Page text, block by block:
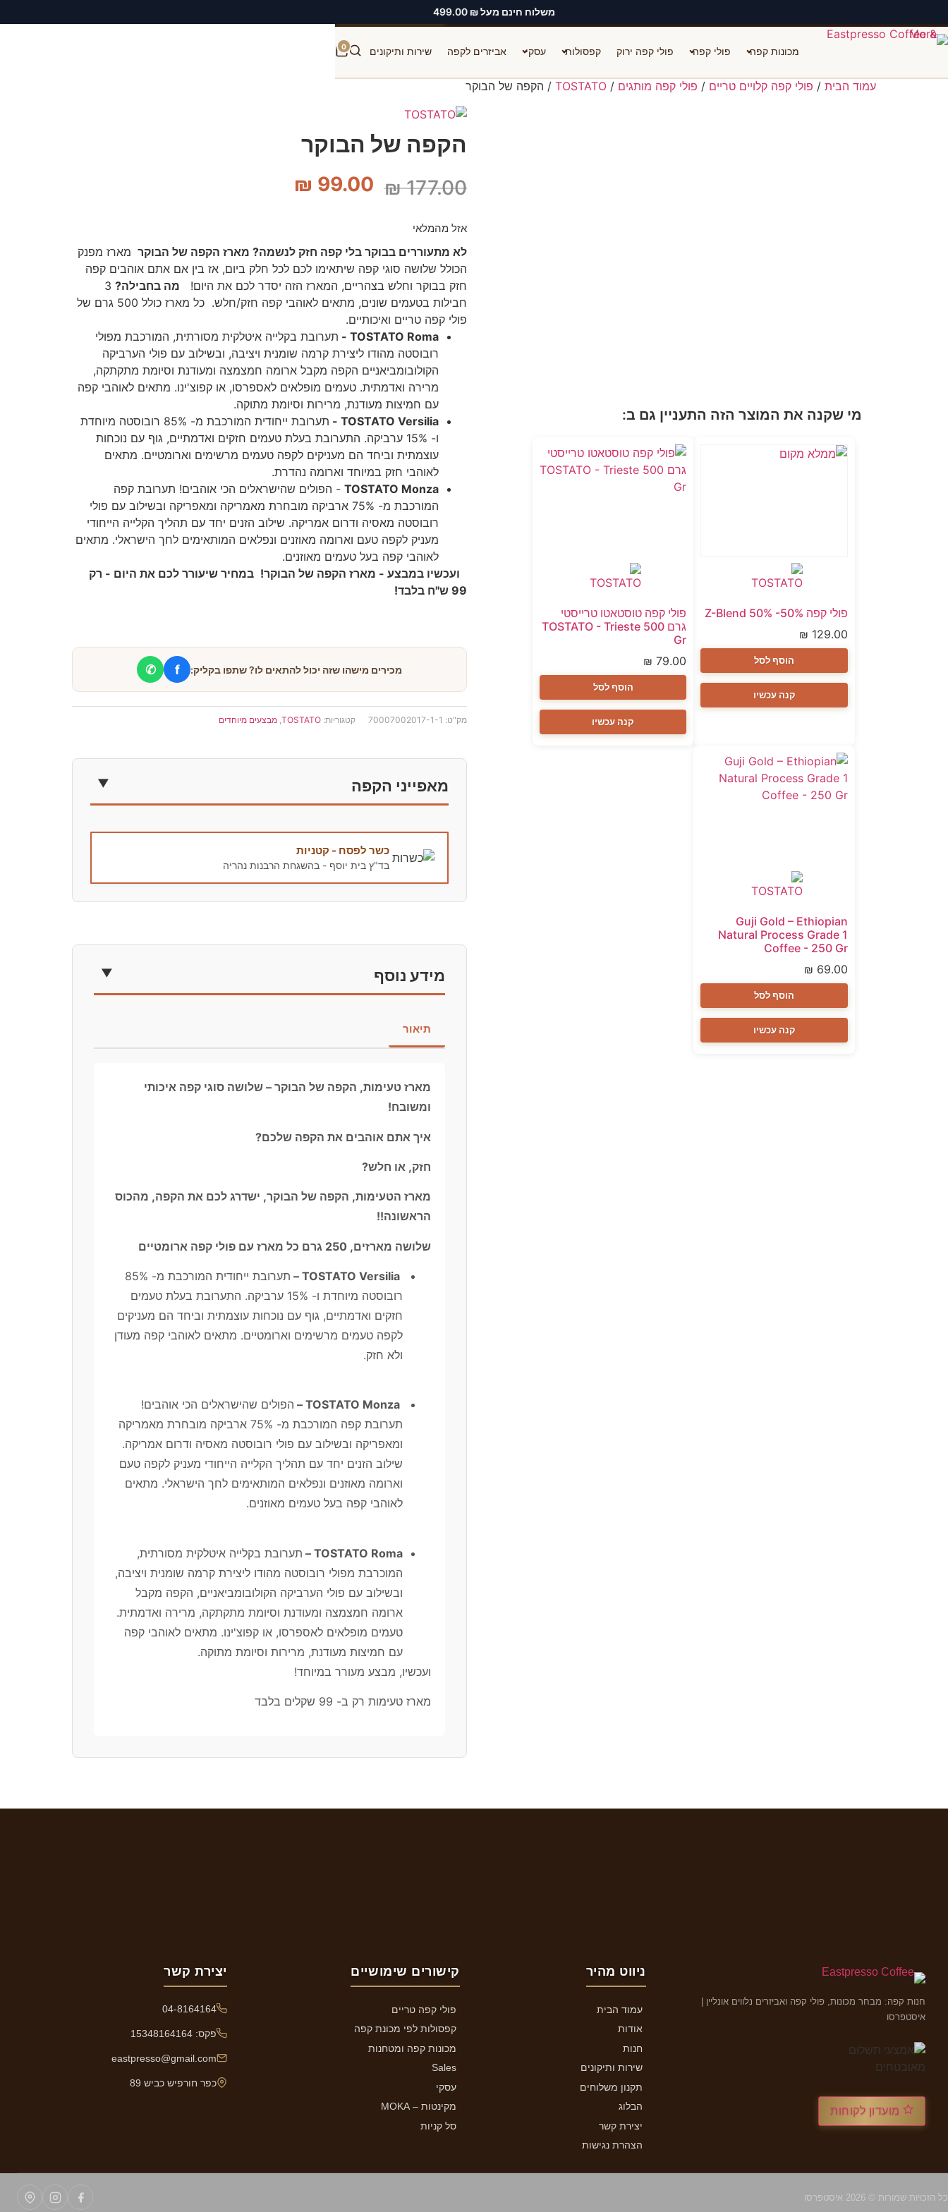
משלוח חינם מעל ₪ 499.00חשבון שלי
מכונות קפה פולי קפה פולי קפה ירוק קפסולות עסקי אביזרים לקפה שירות ותיקונים 0
עמוד הבית / פולי קפה קלויים טריים / פולי קפה מותגים /
TOSTATO / הקפה של הבוקר
מי שקנה את המוצר הזה התעניין גם ב:
פולי קפה Z-Blend 50% -50%
₪ 129.00
הוסף לסל
קנה עכשיו
פולי קפה טוסטאטו טרייסטי
גרם 500 TOSTATO - Trieste
Gr
₪ 79.00
הוסף לסל
קנה עכשיו
Guji Gold – Ethiopian
Natural Process Grade 1
Coffee - 250 Gr
₪ 69.00
הוסף לסל
קנה עכשיו
הקפה של הבוקר
₪177.00
₪ 99.00
אזל מהמלאי
לא מתעוררים בבוקר בלי קפה חזק לנשמה? מארז הקפה של הבוקר מארז מפנק
הכולל שלושה סוגי קפה שיתאימו לכם לכל חלק ביום, אז בין אם אתם אוהבים קפה
חזק בבוקר וחלש בצהריים, המארז הזה יסדר לכם את היום!
מה בחבילה? 3
חבילות בטעמים שונים, מתאים לאוהבי קפה חזק/חלש.
כל מארז כולל 500 גרם של
פולי קפה טריים ואיכותיים.
TOSTATO Roma -
תערובת בקלייה איטלקית מסורתית, המורכבת מפולי
רובוסטה מהודו ליצירת קרמה שומנית ויציבה, ובשילוב עם פולי הערביקה
הקולובומביאניים הקפה מקבל ארומה חמצמצה ומעודנת וסיומת מתקתקה,
מרירה ואדמתית. טעמים מופלאים לאספרסו, או קפוצ'ינו. מתאים לאוהבי קפה
עם חמיצות מעודנת, מרירות וסיומת מתוקה.
TOSTATO Versilia -
תערובת ייחודית המורכבת מ- 85% רובוסטה מיוחדת
ו- 15% ערביקה. התערובת בעלת טעמים חזקים ואדמתיים, גוף עם נוכחות
עוצמתית וביחד הם מעניקים לקפה טעמים מרשימים וארומטיים. מתאים
לאוהבי חזק במיוחד וארומה נהדרת.
TOSTATO Monza - הפולים שהישראלים הכי אוהבים! תערובת קפה
המורכבת מ- 75% ארביקה מובחרת מאמריקה ומאפריקה ובשילוב עם פולי
רובוסטה מאסיה ודרום אמריקה. שילוב הזנים יחד עם תהליך הקלייה הייחודי
מעניק לקפה טעם וארומה מאוזנים ונפלאים המותאימים לחך הישראלי. מתאים
לאוהבי קפה בעל טעמים מאוזנים.
ועכשיו במבצע - מארז הקפה של הבוקר! במחיר שיעורר לכם את היום - רק
99 ש"ח בלבד!
מכירים מישהו שזה יכול להתאים לו? שתפו בקליק: f
✆
מק"ט: 70007002017-1-1 קטגוריות: TOSTATO
, מבצעים מיוחדים
מאפייני הקפה
כשר לפסח - קטניות
בד"ץ בית יוסף - בהשגחת הרבנות נהריה
מידע נוסף
תיאור
מארז טעימות, הקפה של הבוקר – שלושה סוגי קפה איכותי
ומשובח!
איך אתם אוהבים את הקפה שלכם?
חזק, או חלש?
מארז הטעימות, הקפה של הבוקר, ישדרג לכם את הקפה, מהכוס
הראשונה!!
שלושה מארזים, 250 גרם כל מארז עם פולי קפה ארומטיים
תערובת ייחודית המורכבת מ- 85%
רובוסטה מיוחדת ו- 15% ערביקה. התערובת בעלת טעמים
חזקים ואדמתיים, גוף עם נוכחות עוצמתית וביחד הם מעניקים
לקפה טעמים מרשימים וארומטיים. מתאים לאוהבי קפה מעודן
ולא חזק.
הפולים שהישראלים הכי אוהבים!
תערובת קפה המורכבת מ- 75% ארביקה מובחרת מאמריקה
ומאפריקה ובשילוב עם פולי רובוסטה מאסיה ודרום אמריקה.
שילוב הזנים יחד עם תהליך הקלייה הייחודי מעניק לקפה טעם
וארומה מאוזנים ונפלאים המותאימים לחך הישראלי. מתאים
לאוהבי קפה בעל טעמים מאוזנים.
TOSTATO Roma –
תערובת בקלייה איטלקית מסורתית,
המוכרבת מפולי רובוסטה מהודו ליצירת קרמה שומנית ויציבה,
ובשילוב עם פולי הערביקה הקולובומביאניים, הקפה מקבל
ארומה חמצמצה ומעודנת וסיומת מתקתקה, מרירה ואדמתית.
טעמים מופלאים לאספרסו, או קפוצ'ינו. מתאים לאוהבי קפה
עם חמיצות מעודנת, מרירות וסיומת מתוקה.
ועכשיו, מבצע מעורר במיוחד!
מארז טעימות רק ב- 99 שקלים בלבד
חנות קפה: מבחר מכונות, פולי קפה ואביזרים נלווים אונליין |
איסטפרסו
ניווט מהיר
עמוד הבית
אודות
חנות
שירות ותיקונים
תקנון משלוחים
הבלוג
יצירת קשר
הצהרת נגישות
קישורים שימושיים
פולי קפה טריים
קפסולות לפי מכונת קפה
מכונות קפה ומטחנות
Sales
עסקי
מקינטות – MOKA
סל קניות
יצירת קשר
04-8164164
פקס: 15348164164
eastpresso@gmail.com
כפר חורפיש כביש 89
כל הזכויות שמורות © 2026 איסטפרסו